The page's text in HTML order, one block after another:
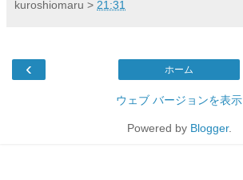
kuroshiomaru > 21:31
‹ ホーム
ウェブ バージョンを表示
Powered by Blogger.